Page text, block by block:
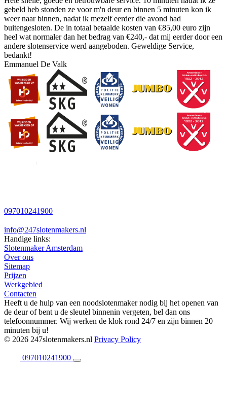
gebeld heb stonden ze voor m'n deur en binnen 5 minuten kon ik
weer naar binnen, nadat ik mezelf eerder die avond had
buitengesloten. De in totaal betaalde kosten van €85,00 euro zijn
heel wat normaler dan het bedrag van €240,- dat mij eerder door een
andere slotenservice werd aangeboden. Geweldige Service,
bedankt!
Emmanuel De Valk
097010241900
info@247slotenmakers.nl
Handige links:
Slotenmaker Amsterdam
Over ons
Sitemap
Prijzen
Werkgebied
Contacten
Heeft u de hulp van een noodslotenmaker nodig bij het openen van
de deur of bent u de sleutel binnenin vergeten, bel dan ons
telefoonnummer. Wij werken de klok rond 24/7 en zijn binnen 20
minuten bij u!
© 2026 247slotenmakers.nl Privacy Policy
097010241900